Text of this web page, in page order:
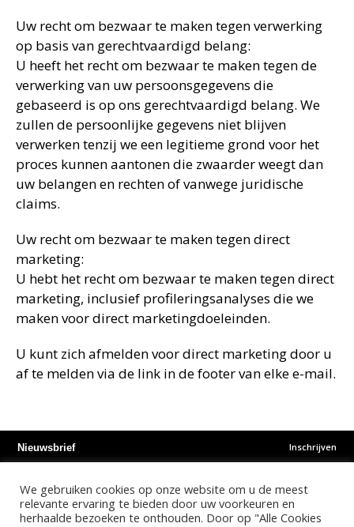
Uw recht om bezwaar te maken tegen verwerking
op basis van gerechtvaardigd belang:
U heeft het recht om bezwaar te maken tegen de
verwerking van uw persoonsgegevens die
gebaseerd is op ons gerechtvaardigd belang. We
zullen de persoonlijke gegevens niet blijven
verwerken tenzij we een legitieme grond voor het
proces kunnen aantonen die zwaarder weegt dan
uw belangen en rechten of vanwege juridische
claims.
Uw recht om bezwaar te maken tegen direct
marketing:
U hebt het recht om bezwaar te maken tegen direct
marketing, inclusief profileringsanalyses die we
maken voor direct marketingdoeleinden.
U kunt zich afmelden voor direct marketing door u
af te melden via de link in de footer van elke e-mail.
Nieuwsbrief Inschrijven
Instagram Facebook Youtube
We gebruiken cookies op onze website om u de meest
relevante ervaring te bieden door uw voorkeuren en
herhaalde bezoeken te onthouden. Door op "Alle Cookies